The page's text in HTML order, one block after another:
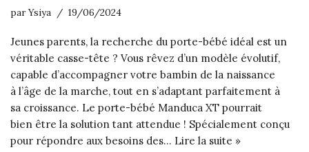
parYsiya 19/06/2024
Jeunes parents, la recherche du porte-bébé idéal est un
véritable casse-tête ? Vous rêvez d’un modèle évolutif,
capable d’accompagner votre bambin de la naissance
à l’âge de la marche, tout en s’adaptant parfaitement à
sa croissance. Le porte-bébé Manduca XT pourrait
bien être la solution tant attendue ! Spécialement conçu
pour répondre aux besoins des… Lire la suite »